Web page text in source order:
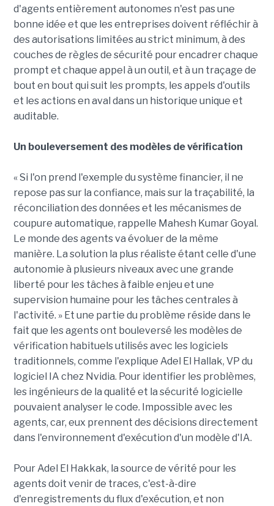
d'agents entièrement autonomes n'est pas une
bonne idée et que les entreprises doivent réfléchir à
des autorisations limitées au strict minimum, à des
couches de règles de sécurité pour encadrer chaque
prompt et chaque appel à un outil, et à un traçage de
bout en bout qui suit les prompts, les appels d'outils
et les actions en aval dans un historique unique et
auditable.
Un bouleversement des modèles de vérification
« Si l'on prend l'exemple du système financier, il ne
repose pas sur la confiance, mais sur la traçabilité, la
réconciliation des données et les mécanismes de
coupure automatique, rappelle Mahesh Kumar Goyal.
Le monde des agents va évoluer de la même
manière. La solution la plus réaliste étant celle d'une
autonomie à plusieurs niveaux avec une grande
liberté pour les tâches à faible enjeu et une
supervision humaine pour les tâches centrales à
l'activité. » Et une partie du problème réside dans le
fait que les agents ont bouleversé les modèles de
vérification habituels utilisés avec les logiciels
traditionnels, comme l'explique Adel El Hallak, VP du
logiciel IA chez Nvidia. Pour identifier les problèmes,
les ingénieurs de la qualité et la sécurité logicielle
pouvaient analyser le code. Impossible avec les
agents, car, eux prennent des décisions directement
dans l'environnement d'exécution d'un modèle d'IA.
Pour Adel El Hakkak, la source de vérité pour les
agents doit venir de traces, c'est-à-dire
d'enregistrements du flux d'exécution, et non